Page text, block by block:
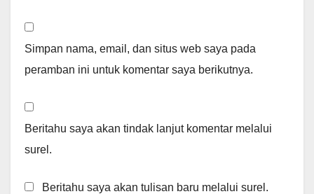
Simpan nama, email, dan situs web saya pada
peramban ini untuk komentar saya berikutnya.
Beritahu saya akan tindak lanjut komentar melalui
surel.
Beritahu saya akan tulisan baru melalui surel.